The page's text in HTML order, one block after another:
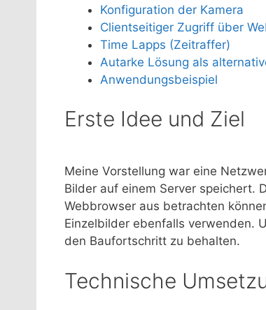
Konfiguration der Kamera
Clientseitiger Zugriff über
Time Lapps (Zeitraffer)
Autarke Lösung als
Anwendungsbeispiel
Erste Idee und Ziel
Meine Vorstellung war eine
Bilder auf einem Server speichert.
Webbrowser aus betrachten
Einzelbilder ebenfalls verwenden.
den Baufortschritt zu behalten.
Technische